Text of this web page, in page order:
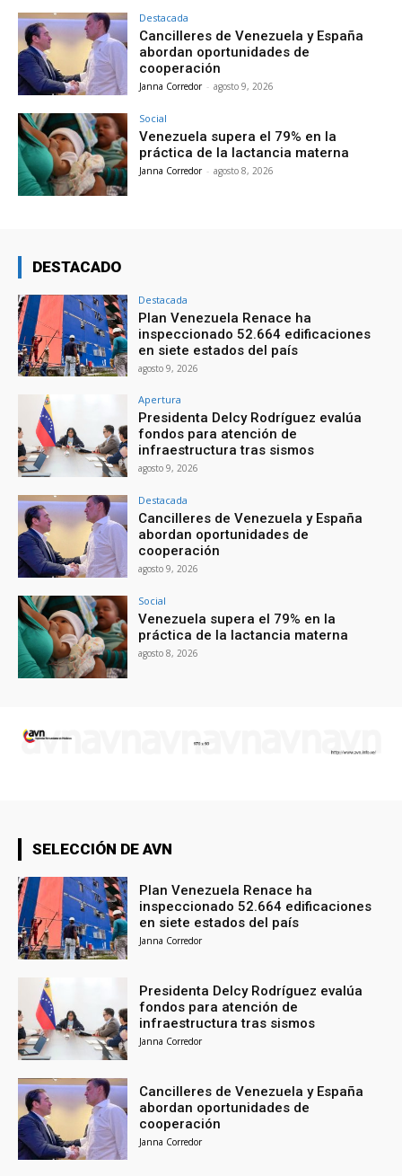
Destacada
Cancilleres de Venezuela y España
abordan oportunidades de
cooperación
Janna Corredor - agosto 9, 2026
Social
Venezuela supera el 79% en la
práctica de la lactancia materna
Janna Corredor - agosto 8, 2026
DESTACADO
Destacada
Plan Venezuela Renace ha
inspeccionado 52.664 edificaciones
en siete estados del país
agosto 9, 2026
Apertura
Presidenta Delcy Rodríguez evalúa
fondos para atención de
infraestructura tras sismos
agosto 9, 2026
Destacada
Cancilleres de Venezuela y España
abordan oportunidades de
cooperación
agosto 9, 2026
Social
Venezuela supera el 79% en la
práctica de la lactancia materna
agosto 8, 2026
SELECCIÓN DE AVN
Plan Venezuela Renace ha
inspeccionado 52.664 edificaciones
en siete estados del país
Janna Corredor
Presidenta Delcy Rodríguez evalúa
fondos para atención de
infraestructura tras sismos
Janna Corredor
Cancilleres de Venezuela y España
abordan oportunidades de
cooperación
Janna Corredor